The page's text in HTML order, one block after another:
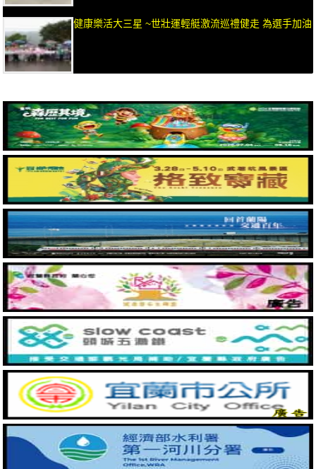
健康樂活大三星 ~世壯運輕艇激流巡禮健走 為選手加油